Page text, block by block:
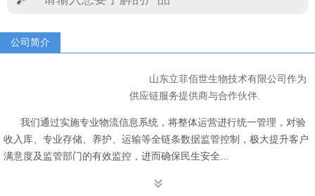
公司简介
山东立菲佰世生物技术有限公司作为
供应链服务提供商与合作伙伴.
我们通过实施专业物流信息系统，将整体运营进行统一管理，对验
收入库、专业存储、养护、运输等全链条数据监管控制，极大提升客户
满意度及监管部门的有效监控，进而确保民生安全...
